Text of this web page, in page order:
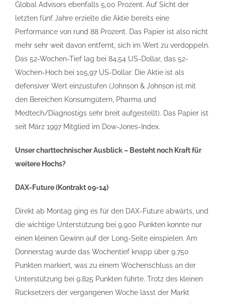
Global Advisors ebenfalls 5,00 Prozent. Auf Sicht der
letzten fünf Jahre erzielte die Aktie bereits eine
Performance von rund 88 Prozent. Das Papier ist also nicht
mehr sehr weit davon entfernt, sich im Wert zu verdoppeln.
Das 52-Wochen-Tief lag bei 84,54 US-Dollar, das 52-
Wochen-Hoch bei 105,97 US-Dollar. Die Aktie ist als
defensiver Wert einzustufen (Johnson & Johnson ist mit
den Bereichen Konsumgütern, Pharma und
Medtech/Diagnostigs sehr breit aufgestellt). Das Papier ist
seit März 1997 Mitglied im Dow-Jones-Index.
Unser charttechnischer Ausblick – Besteht noch Kraft für
weitere Hochs?
DAX-Future (Kontrakt 09-14)
Direkt ab Montag ging es für den DAX-Future abwärts, und
die wichtige Unterstützung bei 9.900 Punkten konnte nur
einen kleinen Gewinn auf der Long-Seite einspielen. Am
Donnerstag wurde das Wochentief knapp über 9.750
Punkten markiert, was zu einem Wochenschluss an der
Unterstützung bei 9.825 Punkten führte. Trotz des kleinen
Rücksetzers der vergangenen Woche lässt der Markt